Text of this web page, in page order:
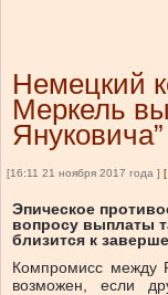
Немецкий
Меркель
Януковича”
[16:11 21 ноября 2017 года ] [
Эпическое
вопросу выплаты
близится к
Компромисс между
возможен, если